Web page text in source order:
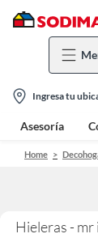
location-
icon
Ingresa tu
Asesoría
Home
Hieleras -